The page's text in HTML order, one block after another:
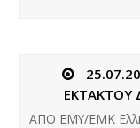
ΕΚΤΑΚΤΟΥ
ΑΠΟ ΕΜΥ/ΕΜΚ